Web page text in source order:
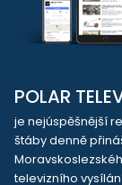
POLAR
je nejúspěšnější
štáby denně
televizního